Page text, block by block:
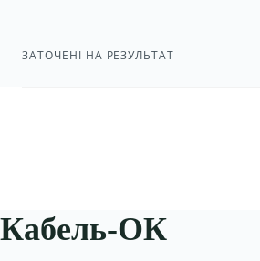
ЗАТОЧЕНІ НА РЕЗУЛЬТАТ
Кабель-ОК